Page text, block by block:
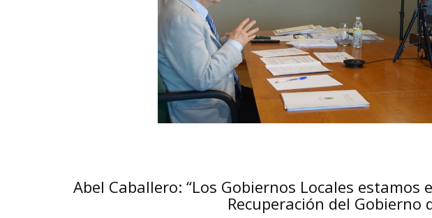
Abel Caballero: “Los Gobiernos Locales
Recuperación del Gobierno